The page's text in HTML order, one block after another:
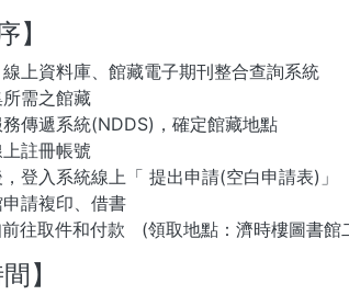
】
上資料庫、館藏電子期刊整合查詢系統
需之館藏
傳遞系統(NDDS)，確定館藏地點
註冊帳號
登入系統線上「 提出申請(空白申請表)」
請複印、借書
往取件和付款 (領取地點：濟時樓圖書館
】